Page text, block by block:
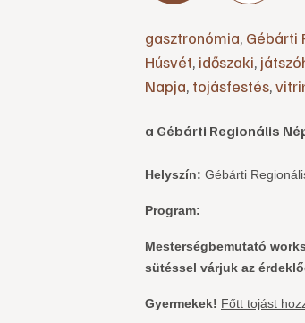
gasztronómia, Gébárti
Húsvét, időszaki,
Napja, tojásfestés,
a Gébárti Regionális
Helyszín: Gébárti
Program:
Mesterségbemutató
sütéssel várjuk az
Gyermekek! Főtt tojást